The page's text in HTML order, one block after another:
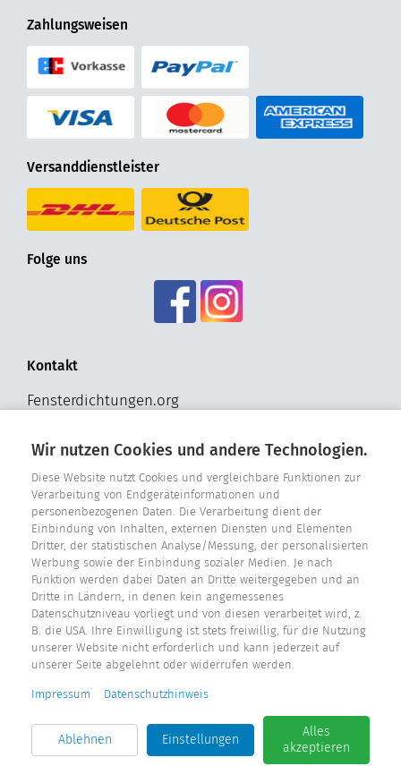
Zahlungsweisen
Versanddienstleister
Folge uns
Kontakt
Fensterdichtungen.org
D - 33181 Bad Wünnenberg
E-Mail: info@fensterdichtungen.org
Dichtungskatalog
Wir nutzen Cookies und andere Technologien.
Diese Website nutzt Cookies und vergleichbare Funktionen zur
Verarbeitung von Endgeräteinformationen und
personenbezogenen Daten. Die Verarbeitung dient der
Einbindung von Inhalten, externen Diensten und Elementen
Dritter, der statistischen Analyse/Messung, der personalisierten
Werbung sowie der Einbindung sozialer Medien. Je nach
Funktion werden dabei Daten an Dritte weitergegeben und an
Dritte in Ländern, in denen kein angemessenes
Datenschutzniveau vorliegt und von diesen verarbeitet wird, z.
B. die USA. Ihre Einwilligung ist stets freiwillig, für die Nutzung
unserer Website nicht erforderlich und kann jederzeit auf
unserer Seite abgelehnt oder widerrufen werden.
Impressum Datenschutzhinweis
Ablehnen Einstellungen
Alles
akzeptieren